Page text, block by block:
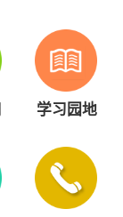
学习园地